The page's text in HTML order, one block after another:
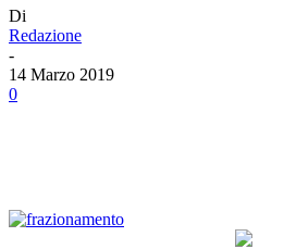
Di
Redazione
-
14 Marzo 2019
0